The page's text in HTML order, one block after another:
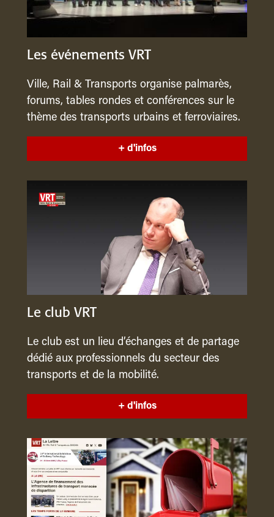
Les événements VRT
Ville, Rail & Transports organise palmarès,
forums, tables rondes et conférences sur le
thème des transports urbains et ferroviaires.
+ d'infos
Le club VRT
Le club est un lieu d’échanges et de partage
dédié aux professionnels du secteur des
transports et de la mobilité.
+ d'infos